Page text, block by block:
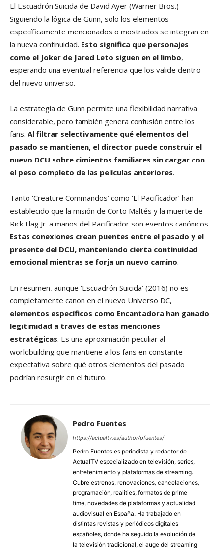
El Escuadrón Suicida de David Ayer (Warner Bros.)
Siguiendo la lógica de Gunn, solo los elementos
específicamente mencionados o mostrados se integran en
la nueva continuidad. Esto significa que personajes
como el Joker de Jared Leto siguen en el limbo,
esperando una eventual referencia que los valide dentro
del nuevo universo.
La estrategia de Gunn permite una flexibilidad narrativa
considerable, pero también genera confusión entre los
fans. Al filtrar selectivamente qué elementos del
pasado se mantienen, el director puede construir el
nuevo DCU sobre cimientos familiares sin cargar con
el peso completo de las películas anteriores.
Tanto ‘Creature Commandos’ como ‘El Pacificador’ han
establecido que la misión de Corto Maltés y la muerte de
Rick Flag Jr. a manos del Pacificador son eventos canónicos.
Estas conexiones crean puentes entre el pasado y el
presente del DCU, manteniendo cierta continuidad
emocional mientras se forja un nuevo camino.
En resumen, aunque ‘Escuadrón Suicida’ (2016) no es
completamente canon en el nuevo Universo DC,
elementos específicos como Encantadora han ganado
legitimidad a través de estas menciones
estratégicas. Es una aproximación peculiar al
worldbuilding que mantiene a los fans en constante
expectativa sobre qué otros elementos del pasado
podrían resurgir en el futuro.
Pedro Fuentes
https://actualtv.es/author/pfuentes/
Pedro Fuentes es periodista y redactor de
ActualTV especializado en televisión, series,
entretenimiento y plataformas de streaming.
Cubre estrenos, renovaciones, cancelaciones,
programación, realities, formatos de prime
time, novedades de plataformas y actualidad
audiovisual en España. Ha trabajado en
distintas revistas y periódicos digitales
españoles, donde ha seguido la evolución de
la televisión tradicional, el auge del streaming